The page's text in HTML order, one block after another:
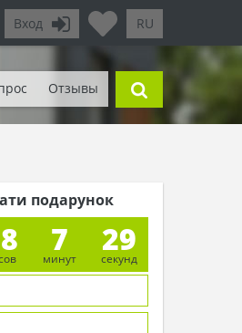
RU
Вход
Отзывы
подарунок
7
минут
27
секунд